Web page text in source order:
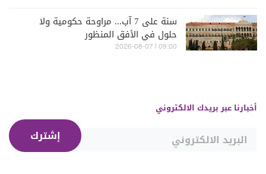
سنة على 7 آب... مراوحة حكومية ولا
حلول في الأفق المنظور
09:00 | 2026-08-07
أخبارنا عبر بريدك الالكتروني
إشترك